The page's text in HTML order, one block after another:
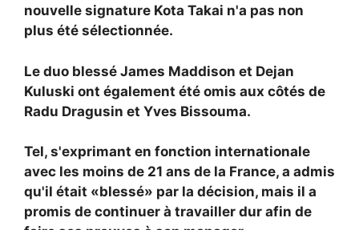
nouvelle signature Kota Takai n'a pas non
plus été sélectionnée.
Le duo blessé James Maddison et Dejan
Kuluski ont également été omis aux côtés de
Radu Dragusin et Yves Bissouma.
Tel, s'exprimant en fonction internationale
avec les moins de 21 ans de la France, a admis
qu'il était «blessé» par la décision, mais il a
promis de continuer à travailler dur afin de